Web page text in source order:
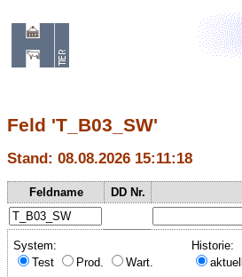
Feld 'T_B03_SW'
Stand: 08.08.2026 15:11:18
Feldname DD Nr.
System:
Test
Prod. Wart.
Historie:
aktuell